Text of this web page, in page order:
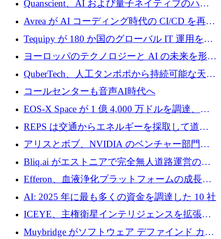
を調達
Quanscient、AI および量子ネイティブのハー
ドウェア エンジニアリングを推進するために
1,000 万ユーロを調達
Avrea が AI コーディング時代の CI/CD を再発
明するために 470 万ドルをかけてステルスか
ら浮上
Tequipy が 180 か国のグローバル IT 運用を自
動化するために 300 万ユーロ以上を調達
ヨーロッパのテクノロジーと AI の未来を形作
る: イノベーション リーダーが Nexus
Luxembourg 2026 に集まる理由
QuberTech、人工タンポポから持続可能な天然
ゴムを開発するために 340 万ポンドを調達
コールセンターも音声AI時代へ
EOS-X Space が 1 億 4,000 万ドルを調達、
Mistral が Emmi AI を買収、Bliq がエストニア
での完全無人道路運営を承認
REPS は交通からエネルギーを採取して道路
を発電所に変えるために 2,360 万ドルを調達
アリスとボブ、NVIDIA のベンチャー部門か
らの投資でシリーズ B を拡大
Bliq.ai がエストニアで完全無人道路運営の承
認を獲得
Efferon、血液浄化プラットフォームの成長に
250万ユーロを確保
AI: 2025 年に最も多くの資金を調達した 10 社
ICEYE、主権衛星インテリジェンスを拡張す
るために 3 億ユーロの信用枠を確保
Muybridge がソフトウェア デファインド カメ